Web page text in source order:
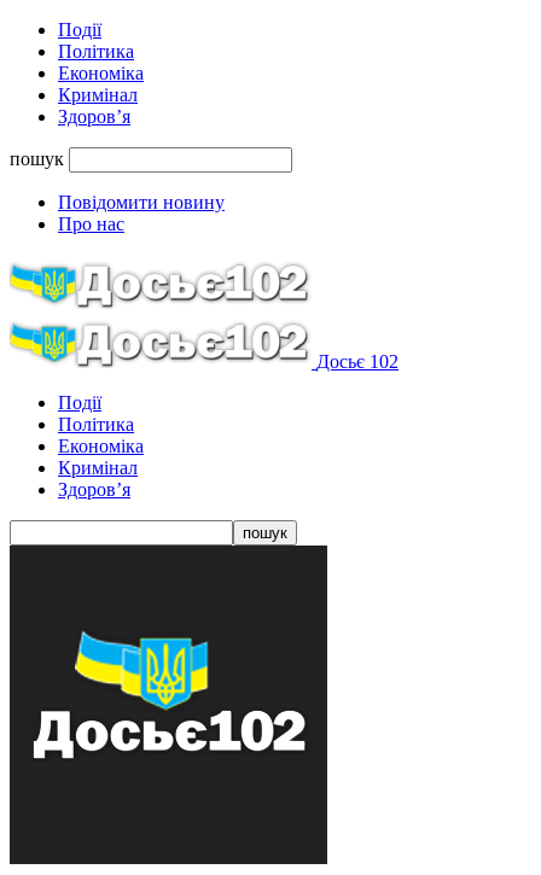
Події
Політика
Економіка
Кримінал
Здоров’я
пошук
Повідомити новину
Про нас
Досьє 102
Події
Політика
Економіка
Кримінал
Здоров’я